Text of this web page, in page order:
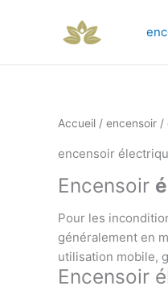
Accueil / encensoir /
encensoir
Encensoir
Pour les
généralement en
utilisation mobile,
Encensoir